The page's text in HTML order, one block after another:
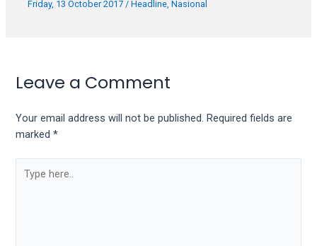
Friday, 13 October 2017/Headline,Nasional
Leave a Comment
Your email address will not be published. Required fields are
marked*
here..